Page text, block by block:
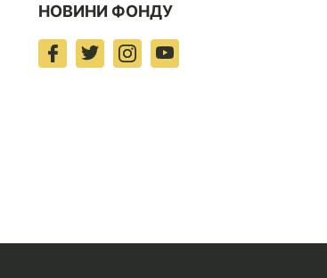
НОВИНИ ФОНДУ